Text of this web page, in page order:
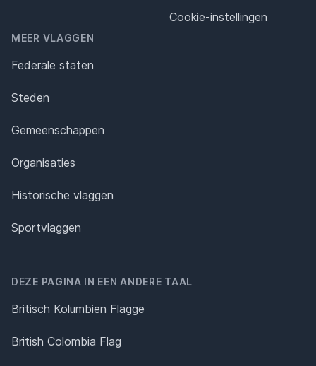
MEER VLAGGEN
Federale staten
Steden
Gemeenschappen
Organisaties
Historische vlaggen
Sportvlaggen
Cookie-instellingen
DEZE PAGINA IN EEN ANDERE TAAL
Britisch Kolumbien Flagge
British Colombia Flag